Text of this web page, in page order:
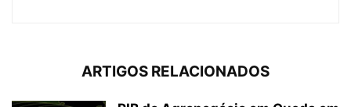
ARTIGOS RELACIONADOS